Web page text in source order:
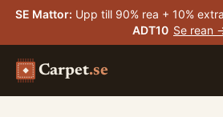
SE Mattor: Upp till 90% rea + 10%
ADT10 Se rean
Carpet.se